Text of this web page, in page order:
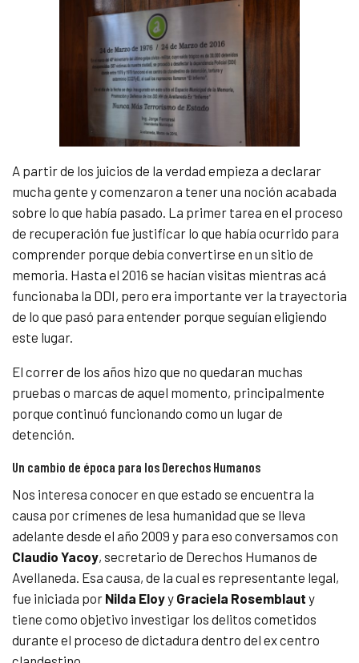
A partir de los juicios de la verdad empieza a declarar
mucha gente y comenzaron a tener una noción acabada
sobre lo que había pasado. La primer tarea en el proceso
de recuperación fue justificar lo que había ocurrido para
comprender porque debía convertirse en un sitio de
memoria. Hasta el 2016 se hacían visitas mientras acá
funcionaba la DDI, pero era importante ver la trayectoria
de lo que pasó para entender porque seguían eligiendo
este lugar.
El correr de los años hizo que no quedaran muchas
pruebas o marcas de aquel momento, principalmente
porque continuó funcionando como un lugar de
detención.
Un cambio de época para los Derechos Humanos
Nos interesa conocer en que estado se encuentra la
causa por crímenes de lesa humanidad que se lleva
adelante desde el año 2009 y para eso conversamos con
Claudio Yacoy, secretario de Derechos Humanos de
Avellaneda. Esa causa, de la cual es representante legal,
fue iniciada por Nilda Eloyy Graciela Rosemblaut y
tiene como objetivo investigar los delitos cometidos
durante el proceso de dictadura dentro del ex centro